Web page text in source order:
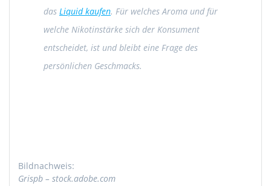
das Liquid kaufen. Für welches Aroma und für
welche Nikotinstärke sich der Konsument
entscheidet, ist und bleibt eine Frage des
persönlichen Geschmacks.
Bildnachweis:
Grispb – stock.adobe.com